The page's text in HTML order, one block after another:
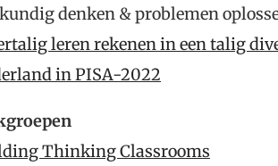
denken & problemen
leren rekenen in een talig
in PISA-2022
Thinking Classrooms